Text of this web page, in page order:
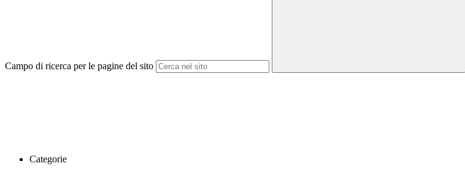
Campo di ricerca per le pagine del sito
Categorie